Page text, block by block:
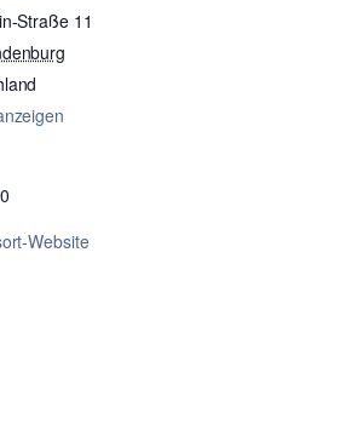
Straße 11
Website